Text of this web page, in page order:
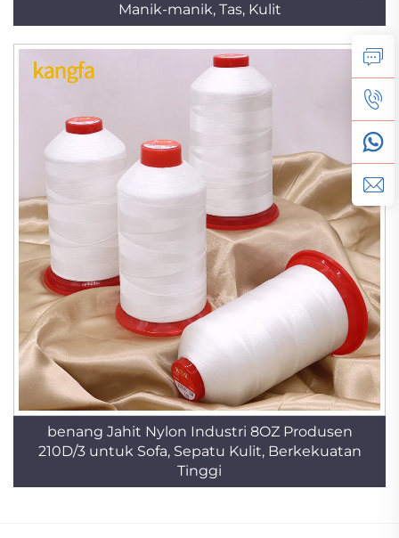
Manik-manik, Tas, Kulit
benang Jahit Nylon Industri 8OZ Produsen
210D/3 untuk Sofa, Sepatu Kulit, Berkekuatan
Tinggi